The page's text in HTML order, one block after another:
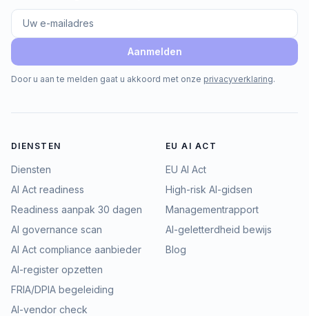
Aanmelden
Door u aan te melden gaat u akkoord met onze privacyverklaring.
DIENSTEN
Diensten
AI Act readiness
Readiness aanpak 30 dagen
AI governance scan
AI Act compliance aanbieder
AI-register opzetten
FRIA/DPIA begeleiding
AI-vendor check
EU AI ACT
EU AI Act
High-risk AI-gidsen
Managementrapport
AI-geletterdheid bewijs
Blog